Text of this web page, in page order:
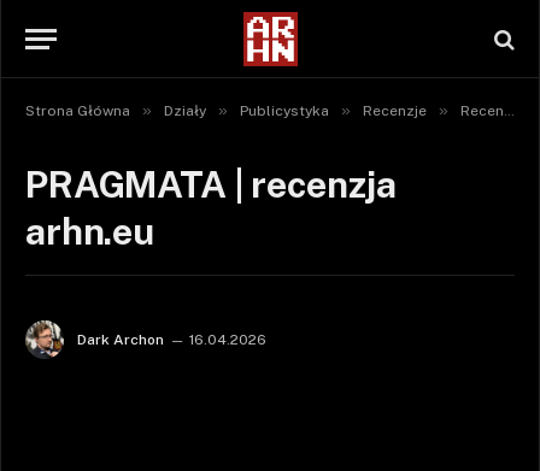
Strona Główna » Działy » Publicystyka » Recenzje » Recenzje gier
PRAGMATA | recenzja
arhn.eu
Dark Archon 16.04.2026